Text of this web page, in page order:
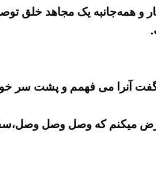
و همه‌جانبه یک مجاهد خلق
شگفت آنرا می فهمم و پشت سر
میکنم که وصل وصل